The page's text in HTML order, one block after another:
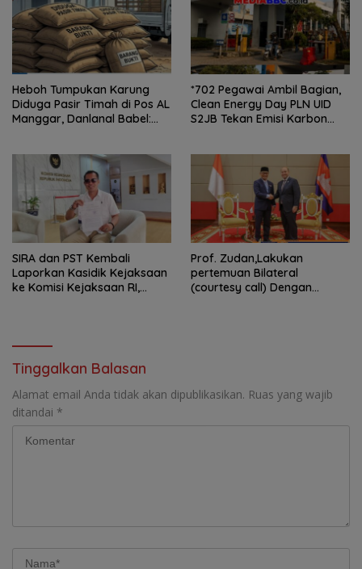
Heboh Tumpukan Karung
Diduga Pasir Timah di Pos AL
Manggar, Danlanal Babel:
*702 Pegawai Ambil Bagian,
Clean Energy Day PLN UID
S2JB Tekan Emisi Karbon
SIRA dan PST Kembali
Laporkan Kasidik Kejaksaan
ke Komisi Kejaksaan RI,
Lemutu
Prof. Zudan,Lakukan
pertemuan Bilateral
(courtesy call) Dengan
Tinggalkan Balasan
Alamat email Anda tidak akan dipublikasikan. Ruas yang wajib
ditandai *